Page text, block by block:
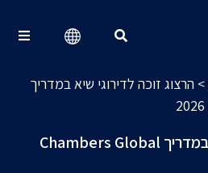
> הרצוג זוכה לדירוגי שיא במדריך
הרצוג זוכה לדירוגי שיא במדריך Chambers Global